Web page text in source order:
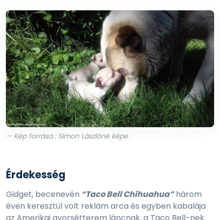
— Kép forrása : Simon Lászlóné képe
Érdekesség
Gidget, becenevén “Taco Bell Chihuahua”három
éven keresztül volt reklám arca és egyben kabalája